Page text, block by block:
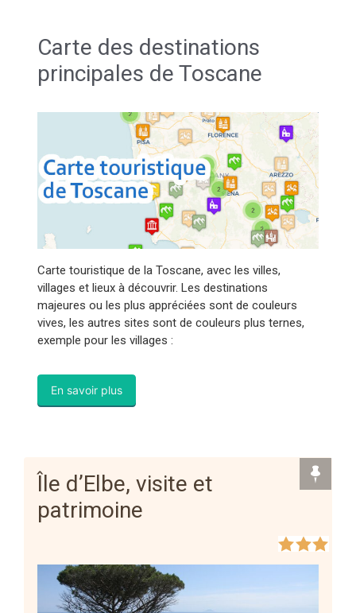
Carte des destinations
principales de Toscane
Carte touristique de la Toscane, avec les villes,
villages et lieux à découvrir. Les destinations
majeures ou les plus appréciées sont de couleurs
vives, les autres sites sont de couleurs plus ternes,
exemple pour les villages :
En savoir plus
Île d’Elbe, visite et
patrimoine